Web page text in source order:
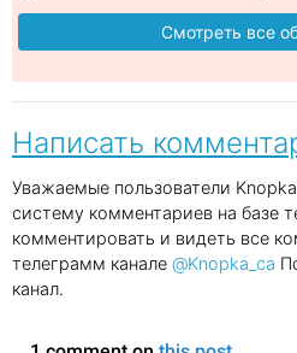
Смотреть все
Написать
Уважаемые пользователи
систему комментариев на базе
комментировать и видеть все
телеграмм канале @Knopka_ca
канал.